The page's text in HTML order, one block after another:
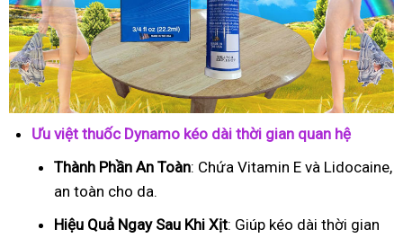
Ưu việt thuốc Dynamo kéo dài thời gian quan hệ
Thành Phần An Toàn: Chứa Vitamin E và Lidocaine,
an toàn cho da.
Hiệu Quả Ngay Sau Khi Xịt: Giúp kéo dài thời gian